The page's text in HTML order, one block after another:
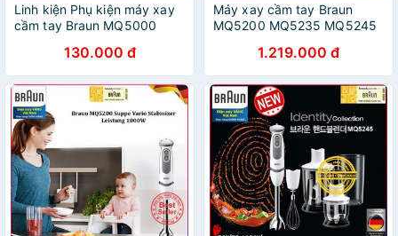
Linh kiện Phụ kiện máy xay
cầm tay Braun MQ5000
MQ5030 MQ5045 MQ5245
MQ3045 - Hàng chính hãng
130.000 đ
Máy xay cầm tay Braun
MQ5200 MQ5235 MQ5245
MQ5000 MQ5035 MQ5045
MQ7045 - Hàng chính hãng
1.219.000 đ